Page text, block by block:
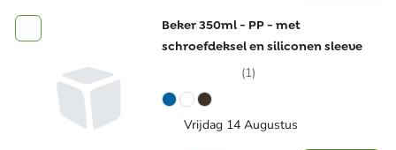
Beker 350ml - PP - met
schroefdeksel en siliconen sleeve
(1)
Vrijdag 14 Augustus